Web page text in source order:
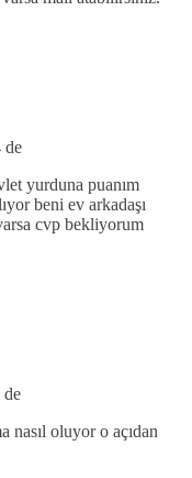
de
yurduna puanım
beni ev arkadaşı
cvp bekliyorum
de
nasıl oluyor o açıdan